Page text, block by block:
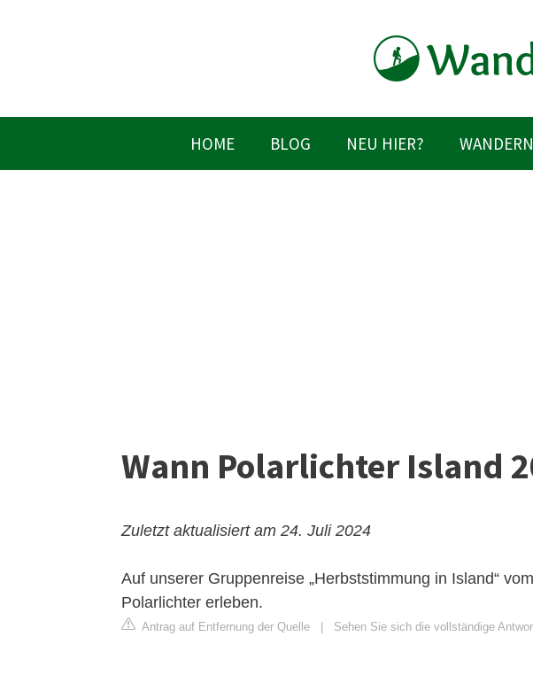
HOME BLOG NEU HIER? WANDERN
Wann Polarlichter Island
Zuletzt aktualisiert am 24. Juli 2024
Auf unserer Gruppenreise „Herbststimmung in Island“
Polarlichter erleben.
Antrag auf Entfernung der Quelle Sehen Sie sich die vollständige